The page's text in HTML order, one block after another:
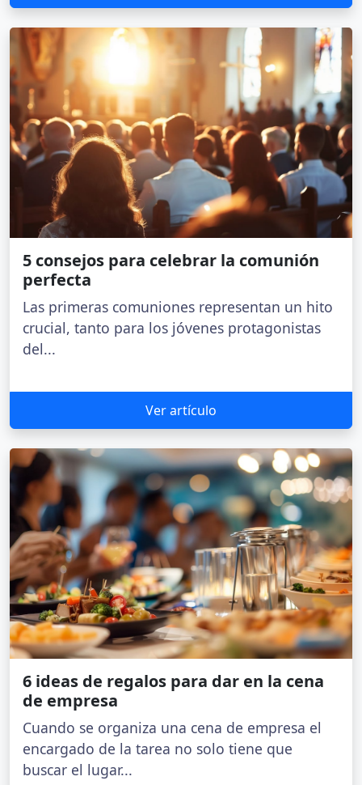
5 consejos para celebrar la comunión
perfecta
Las primeras comuniones representan un hito
crucial, tanto para los jóvenes protagonistas
del...
Ver artículo
6 ideas de regalos para dar en la cena
de empresa
Cuando se organiza una cena de empresa el
encargado de la tarea no solo tiene que
buscar el lugar...